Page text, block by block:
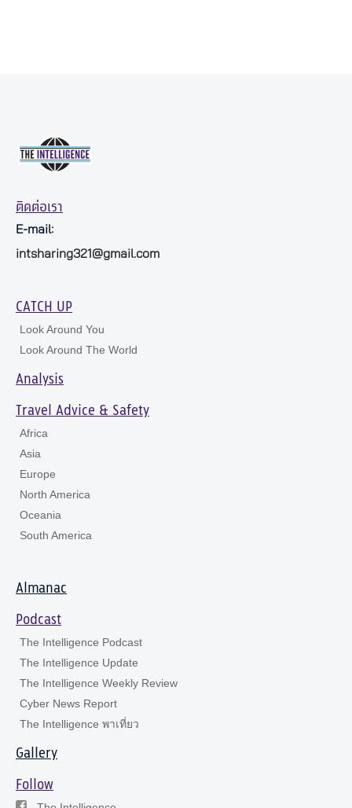
ติดต่อเรา
E-mail:
intsharing321@gmail.com
CATCH UP
Look Around You
Look Around The World
Analysis
Travel Advice & Safety
Africa
Asia
Europe
North America
Oceania
South America
Almanac
Podcast
The Intelligence Podcast
The Intelligence Update
The Intelligence Weekly Review
Cyber News Report
The Intelligence พาเที่ยว
Gallery
Follow